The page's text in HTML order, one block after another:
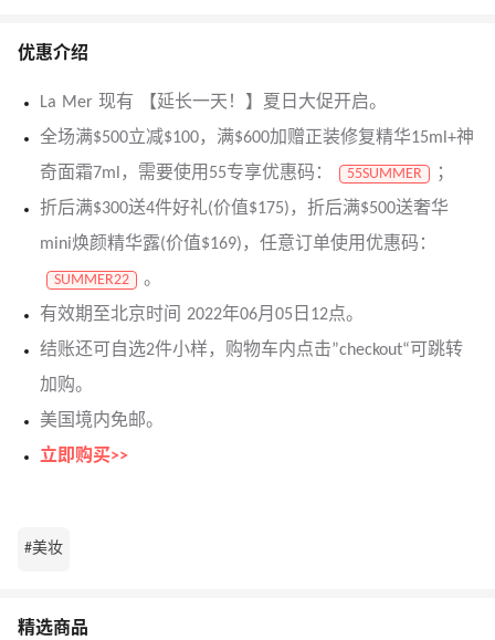
优惠介绍
La Mer 现有 【延长一天！】夏日大促开启。
全场满$500立减$100，满$600加赠正装修复精华15ml+神
奇面霜7ml，需要使用55专享优惠码：
55SUMMER
；
折后满$300送4件好礼(价值$175)，折后满$500送奢华
mini焕颜精华露(价值$169)，任意订单使用优惠码：
SUMMER22
。
有效期至北京时间 2022年06月05日12点。
结账还可自选2件小样，购物车内点击”checkout“可跳转
加购。
美国境内免邮。
立即购买>>
#美妆
精选商品